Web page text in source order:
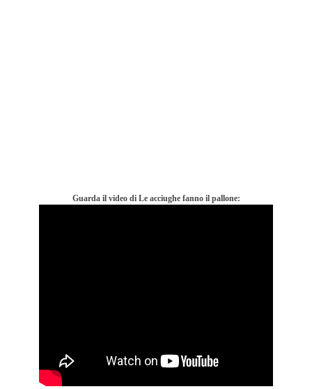
Guarda il video di Le acciughe fanno il pallone: